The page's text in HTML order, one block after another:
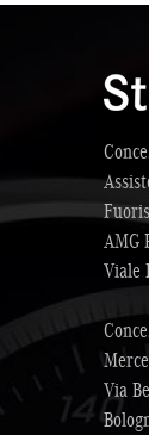
AMG
Viale
Via